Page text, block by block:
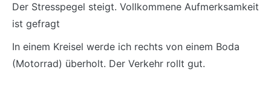
Der Stresspegel steigt. Vollkommene Aufmerksamkeit
ist gefragt
In einem Kreisel werde ich rechts von einem Boda
(Motorrad) überholt. Der Verkehr rollt gut.